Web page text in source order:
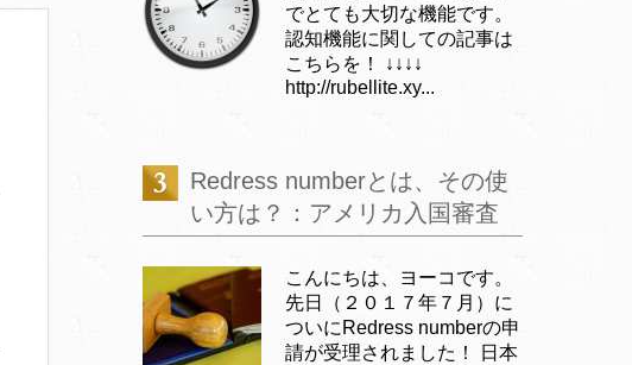
でとても大切な機能です。
認知機能に関しての記事は
こちらを！ ↓↓↓↓
http://rubellite.xy...
Redress numberとは、その使
い方は？：アメリカ入国審査
こんにちは、ヨーコです。
先日（２０１７年７月）に
ついにRedress numberの申
請が受理されました！ 日本